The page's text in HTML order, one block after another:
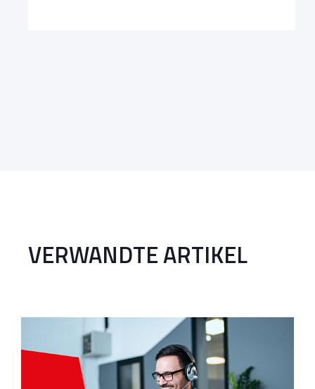
VERWANDTE ARTIKEL